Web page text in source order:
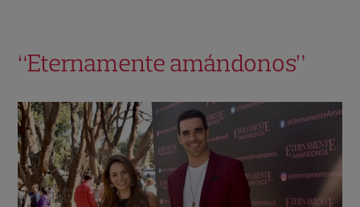
“Eternamente amándonos”